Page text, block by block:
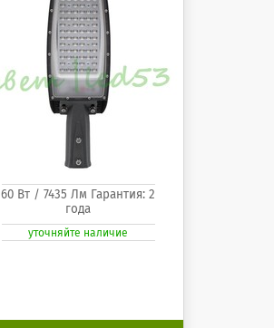
60 Вт / 7435 Лм Гарантия: 2
года
уточняйте наличие